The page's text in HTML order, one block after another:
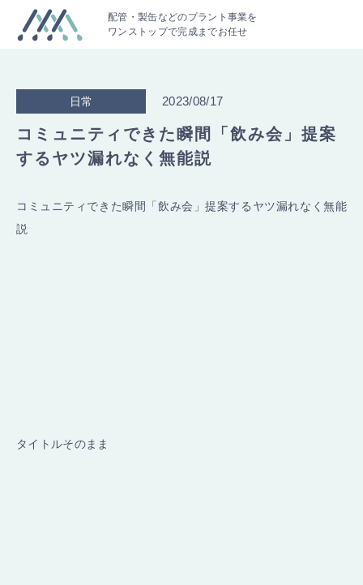
配管・製缶などのプラント事業を
ワンストップで完成までお任せ
日常 2023/08/17
コミュニティできた瞬間「飲み会」提案
するヤツ漏れなく無能説
コミュニティできた瞬間「飲み会」提案するヤツ漏れなく無能
説
タイトルそのまま